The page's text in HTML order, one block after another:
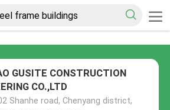
GUSITE CONSTRUCTION
CO.,LTD
Shanhe road, Chenyang district,